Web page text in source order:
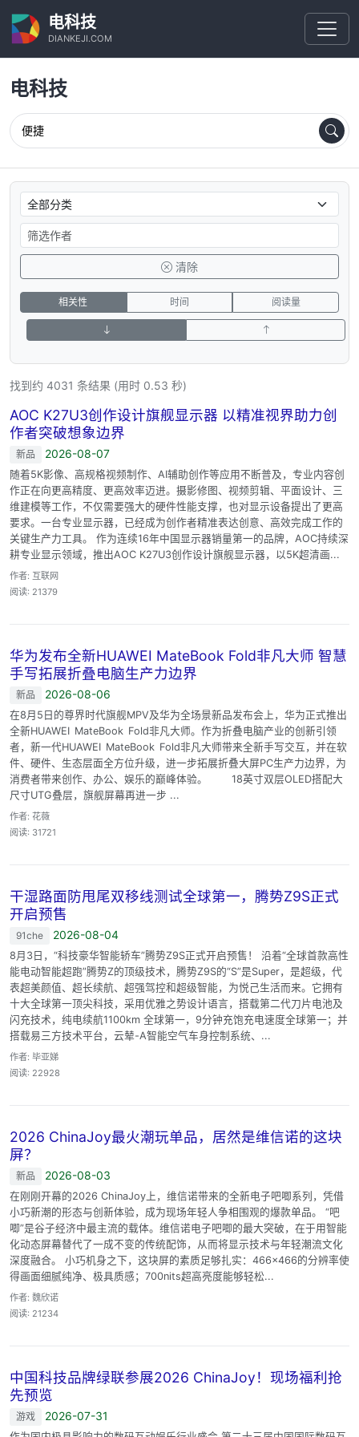
电科技
DIANKEJI.COM
电科技
清除
相关性 时间 阅读量
找到约 4031 条结果 (用时 0.53 秒)
AOC K27U3创作设计旗舰显示器 以精准视界助力创
作者突破想象边界
新品 2026-08-07
随着5K影像、高规格视频制作、AI辅助创作等应用不断普及，专业内容创
作正在向更高精度、更高效率迈进。摄影修图、视频剪辑、平面设计、三
维建模等工作，不仅需要强大的硬件性能支撑，也对显示设备提出了更高
要求。一台专业显示器，已经成为创作者精准表达创意、高效完成工作的
关键生产力工具。 作为连续16年中国显示器销量第一的品牌，AOC持续深
耕专业显示领域，推出AOC K27U3创作设计旗舰显示器，以5K超清画...
作者: 互联网
阅读: 21379
华为发布全新HUAWEI MateBook Fold非凡大师 智慧
手写拓展折叠电脑生产力边界
新品 2026-08-06
在8月5日的尊界时代旗舰MPV及华为全场景新品发布会上，华为正式推出
全新HUAWEI MateBook Fold非凡大师。作为折叠电脑产业的创新引领
者，新一代HUAWEI MateBook Fold非凡大师带来全新手写交互，并在软
件、硬件、生态层面全方位升级，进一步拓展折叠大屏PC生产力边界，为
消费者带来创作、办公、娱乐的巅峰体验。 18英寸双层OLED搭配大
尺寸UTG叠层，旗舰屏幕再进一步 ...
作者: 花薇
阅读: 31721
干湿路面防甩尾双移线测试全球第一，腾势Z9S正式
开启预售
91che 2026-08-04
8月3日，“科技豪华智能轿车”腾势Z9S正式开启预售！ 沿着“全球首款高性
能电动智能超跑”腾势Z的顶级技术，腾势Z9S的“S”是Super，是超级，代
表超美颜值、超长续航、超强驾控和超级智能，为悦己生活而来。它拥有
十大全球第一顶尖科技，采用优雅之势设计语言，搭载第二代刀片电池及
闪充技术，纯电续航1100km 全球第一，9分钟充饱充电速度全球第一；并
搭载易三方技术平台，云辇-A智能空气车身控制系统、...
作者: 毕亚娣
阅读: 22928
2026 ChinaJoy最火潮玩单品，居然是维信诺的这块
屏？
新品 2026-08-03
在刚刚开幕的2026 ChinaJoy上，维信诺带来的全新电子吧唧系列，凭借
小巧新潮的形态与创新体验，成为现场年轻人争相围观的爆款单品。 “吧
唧”是谷子经济中最主流的载体。维信诺电子吧唧的最大突破，在于用智能
化动态屏幕替代了一成不变的传统配饰，从而将显示技术与年轻潮流文化
深度融合。 小巧机身之下，这块屏的素质足够扎实：466×466的分辨率使
得画面细腻纯净、极具质感；700nits超高亮度能够轻松...
作者: 魏欣诺
阅读: 21234
中国科技品牌绿联参展2026 ChinaJoy！现场福利抢
先预览
游戏 2026-07-31